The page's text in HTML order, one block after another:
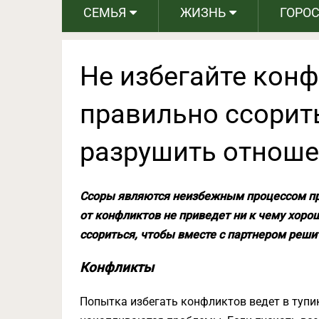
СЕМЬЯ ЖИЗНЬ
Не избегайте
правильно
разрушить
Ссоры являются неизбежным процессом
от конфликтов не приведет ни к чему
ссориться, чтобы вместе с партнером
Конфликты
Попытка избегать конфликтов ведет в